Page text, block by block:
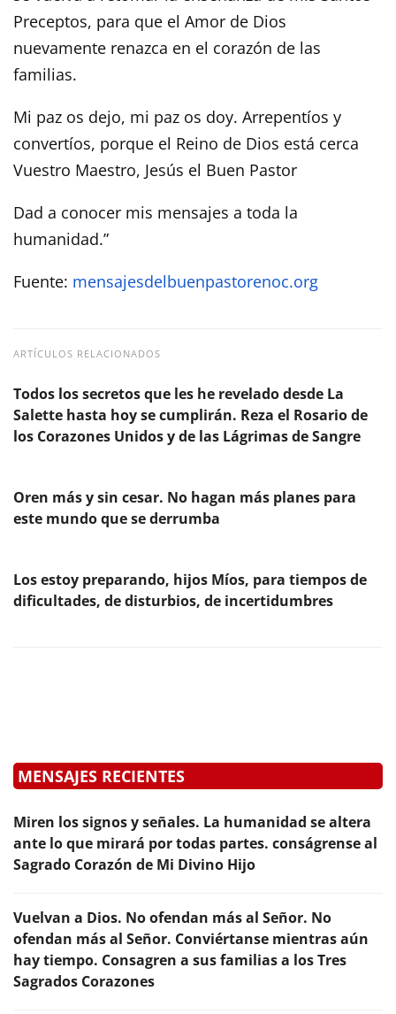
Preceptos, para que el Amor de Dios
nuevamente renazca en el corazón de las
familias.
Mi paz os dejo, mi paz os doy. Arrepentíos y
convertíos, porque el Reino de Dios está cerca
Vuestro Maestro, Jesús el Buen Pastor
Dad a conocer mis mensajes a toda la
humanidad.”
Fuente: mensajesdelbuenpastorenoc.org
ARTÍCULOS RELACIONADOS
Todos los secretos que les he revelado desde La
Salette hasta hoy se cumplirán. Reza el Rosario de
los Corazones Unidos y de las Lágrimas de Sangre
Oren más y sin cesar. No hagan más planes para
este mundo que se derrumba
Los estoy preparando, hijos Míos, para tiempos de
dificultades, de disturbios, de incertidumbres
MENSAJES RECIENTES
Miren los signos y señales. La humanidad se altera
ante lo que mirará por todas partes. conságrense al
Sagrado Corazón de Mi Divino Hijo
Vuelvan a Dios. No ofendan más al Señor. No
ofendan más al Señor. Conviértanse mientras aún
hay tiempo. Consagren a sus familias a los Tres
Sagrados Corazones